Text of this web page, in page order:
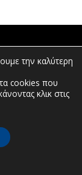
| Περιφέρεια
την καλύτερη
cookies που
κλικ στις